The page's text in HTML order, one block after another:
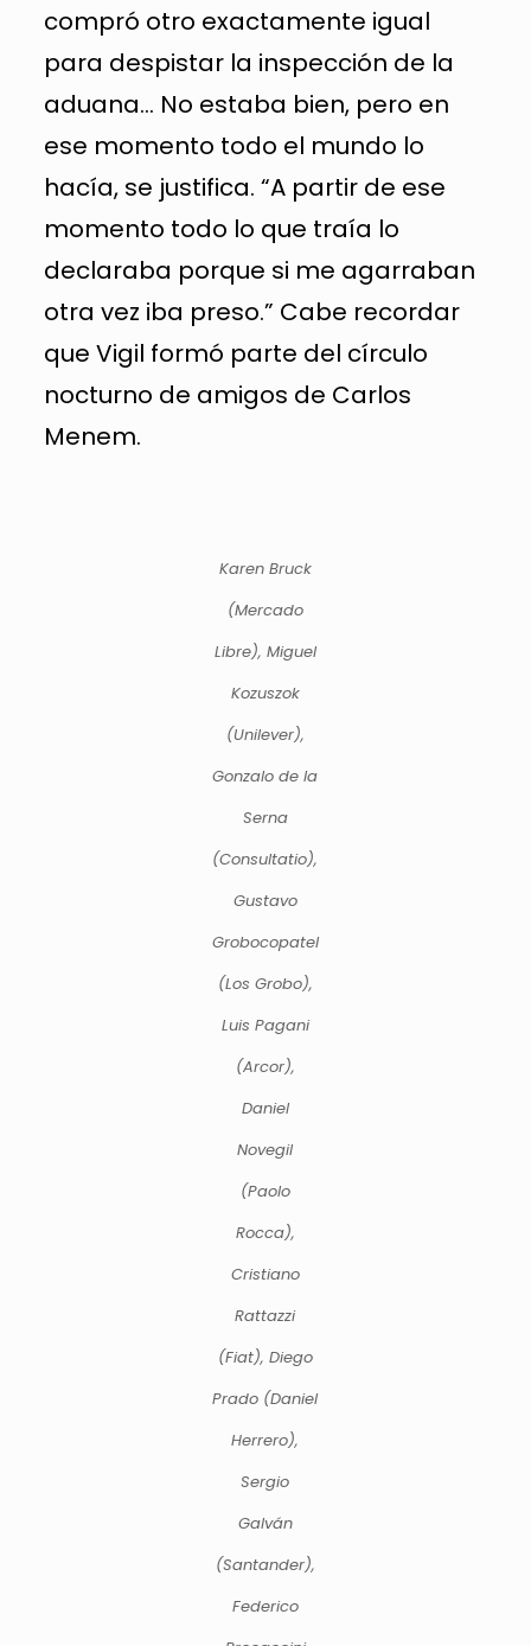
compró otro exactamente igual
para despistar la inspección de la
aduana… No estaba bien, pero en
ese momento todo el mundo lo
hacía, se justifica. “A partir de ese
momento todo lo que traía lo
declaraba porque si me agarraban
otra vez iba preso.” Cabe recordar
que Vigil formó parte del círculo
nocturno de amigos de Carlos
Menem.
Karen Bruck
(Mercado
Libre), Miguel
Kozuszok
(Unilever),
Gonzalo de la
Serna
(Consultatio),
Gustavo
Grobocopatel
(Los Grobo),
Luis Pagani
(Arcor),
Daniel
Novegil
(Paolo
Rocca),
Cristiano
Rattazzi
(Fiat), Diego
Prado (Daniel
Herrero),
Sergio
Galván
(Santander),
Federico